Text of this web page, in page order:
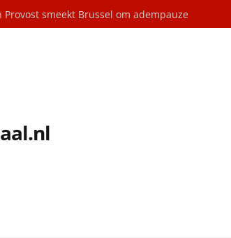
Provost smeekt Brussel om adempauze